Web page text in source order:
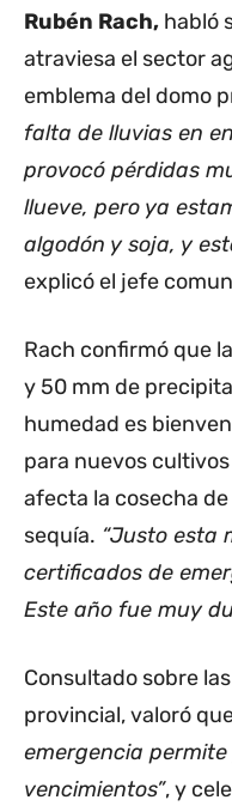
Rubén Rach, habló
atraviesa el sector
emblema del domo
falta de lluvias en
provocó pérdidas
llueve, pero ya
algodón y soja, y
explicó el jefe
Rach confirmó que
y 50 mm de
humedad es
para nuevos
afecta la cosecha
sequía. “Justo esta
certificados de
Este año fue muy
Consultado sobre
provincial, valoró
emergencia
vencimientos”, y